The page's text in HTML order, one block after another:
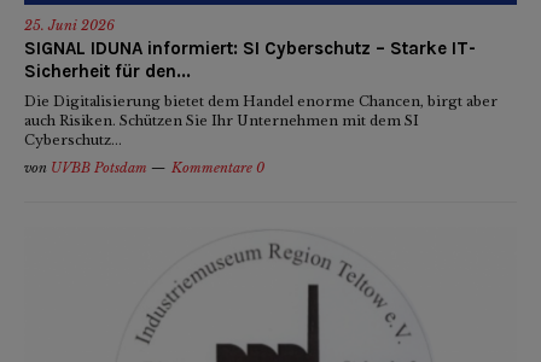
25. Juni 2026
SIGNAL IDUNA informiert: SI Cyberschutz – Starke IT-
Sicherheit für den...
Die Digitalisierung bietet dem Handel enorme Chancen, birgt aber
auch Risiken. Schützen Sie Ihr Unternehmen mit dem SI
Cyberschutz...
von UVBB Potsdam Kommentare 0